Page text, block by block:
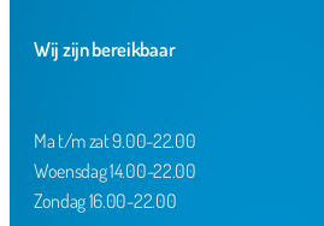
Wij zijn bereikbaar
Ma t/m zat 9.00-22.00
Woensdag 14.00-22.00
Zondag 16.00-22.00